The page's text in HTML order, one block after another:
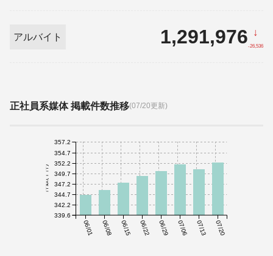
アルバイト 1,291,976 ↓
-26,536
正社員系媒体 掲載件数推移(07/20更新)
06/01 06/08 06/15 06/22 06/29 07/06 07/13 07/20
件数(千件)
339.6
342.2
344.7
347.2
349.7
352.2
354.7
357.2